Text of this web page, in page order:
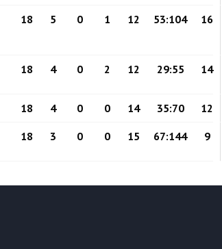
18 5 0 1 12 53:104 16
18 4 0 2 12 29:55 14
18 4 0 0 14 35:70 12
18 3 0 0 15 67:144 9